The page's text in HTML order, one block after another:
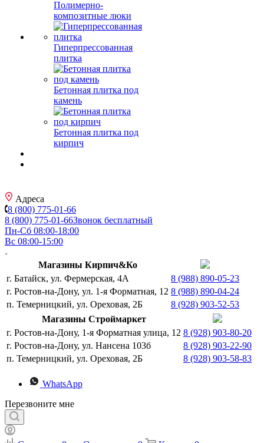
Полимерно-
композитные люки
Гиперпрессованная
плитка
Бетонная плитка под
камень
Бетонная плитка под
кирпич
Адреса
8 (800) 775-01-66
8 (800) 775-01-66Звонок бесплатный
Пн-Сб 08:00-18:00
Вс 08:00-15:00
Магазины Кирпич&Ко
г. Батайск, ул. Фермерская, 4А
8 (988) 890-05-23
г. Ростов-на-Дону, ул. 1-я Форматная, 12 8 (988) 890-04-24
п. Темерницкий, ул. Ореховая, 2Б
8 (928) 903-52-53
Магазины Строймаркет
г. Ростов-на-Дону, 1-я Форматная улица, 12 8 (928) 903-80-20
г. Ростов-на-Дону, ул. Нансена 103б
8 (928) 903-22-90
п. Темерницкий, ул. Ореховая, 2Б
8 (928) 903-58-83
WhatsApp
Перезвоните мне